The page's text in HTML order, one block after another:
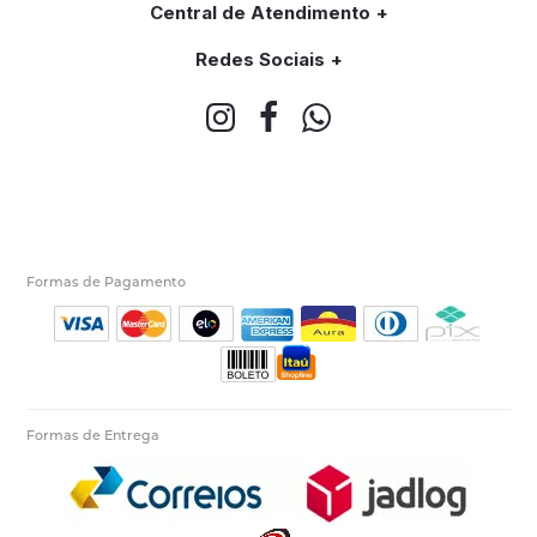
Central de Atendimento
Redes Sociais
Formas de Pagamento
Formas de Entrega